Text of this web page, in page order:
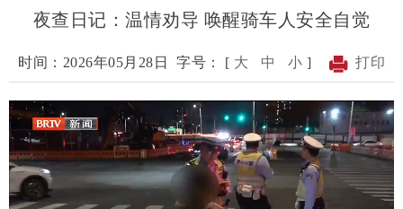
夜查日记：温情劝导 唤醒骑车人安全自觉
时间：2026年05月28日 字号： [ 大 中 小 ] 打印